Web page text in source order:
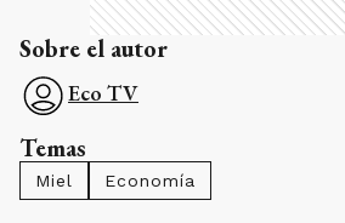
Sobre el autor
Eco TV
Temas
Miel Economía